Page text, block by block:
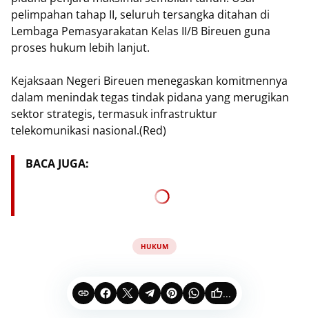
pelimpahan tahap II, seluruh tersangka ditahan di
Lembaga Pemasyarakatan Kelas II/B Bireuen guna
proses hukum lebih lanjut.
Kejaksaan Negeri Bireuen menegaskan komitmennya
dalam menindak tegas tindak pidana yang merugikan
sektor strategis, termasuk infrastruktur
telekomunikasi nasional.(Red)
BACA JUGA:
HUKUM
...